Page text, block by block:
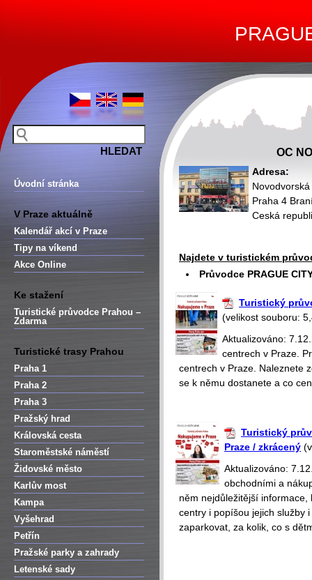
Úvodní stránka
V Praze aktuálně
Kalendář akcí v Praze
Tipy na víkend
Akce Online
Ke stažení
Turistické průvodce Prahou –
Zdarma
Turistické trasy Prahou
Praha 1
Praha 2
Praha 3
Pražský hrad
Královská cesta
Staroměstské náměstí
Židovské město
Karlův most
Kampa
Vyšehrad
Petřín
Pražské parky a zahrady
Letenské sady
OC
Adresa:
Praha 4
Ceská
Najdete v turistickém
Průvodce PRAGUE
Turistický
(velikost souboru:
Aktualizováno:
centrech v Praze.
centrech v Praze. Naleznete
se k němu dostanete a co
Turistický
Praze / zkrácený
Aktualizováno:
obchodními a
něm nejdůležitější
centry i popíšou jejich služby
zaparkovat, za kolik, co s